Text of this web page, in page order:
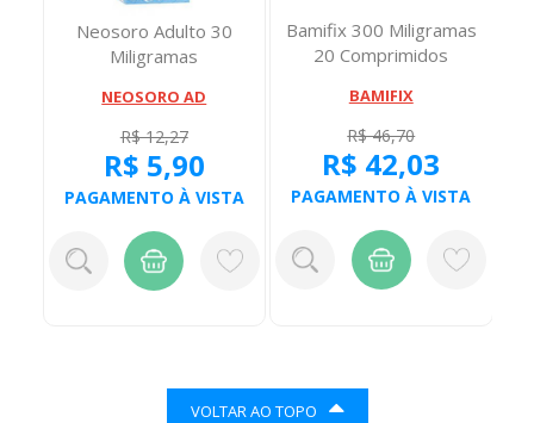
Neosoro Adulto 30
Miligramas
NEOSORO AD
R$ 12,27
R$ 5,90
PAGAMENTO À VISTA
Bamifix 300 Miligramas
20 Comprimidos
BAMIFIX
R$ 46,70
R$ 42,03
PAGAMENTO À VISTA
VOLTAR AO TOPO